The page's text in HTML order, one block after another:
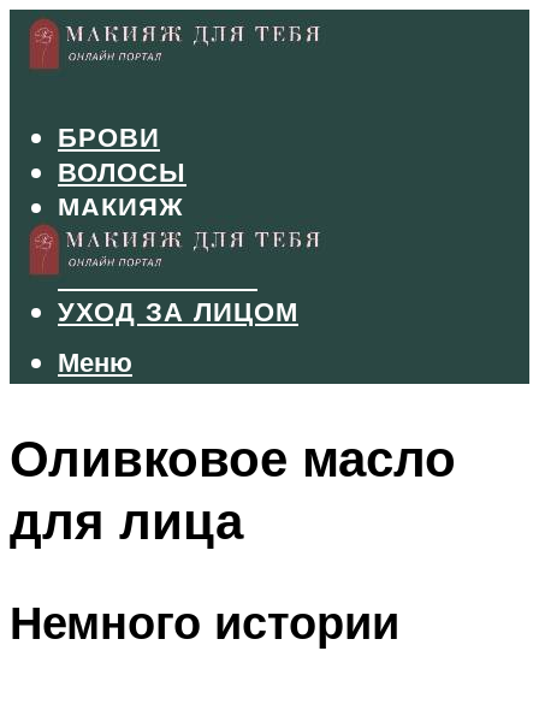
БРОВИ
ВОЛОСЫ
МАКИЯЖ
МАНИКЮР
ТУШЬ И ТЕНИ
УХОД ЗА ЛИЦОМ
Меню
Меню
Оливковое масло
для лица
Немного истории